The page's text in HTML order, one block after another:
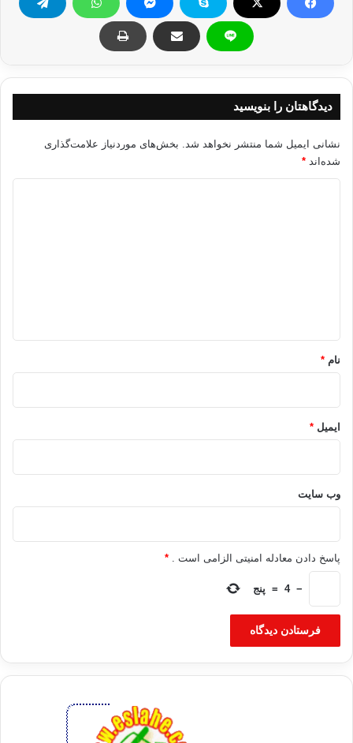
کپی آدرس
دیدگاهتان را بنویسید
نشانی ایمیل شما منتشر نخواهد شد. بخش‌های موردنیاز علامت‌گذاری
شده‌اند *
نام *
ایمیل *
وب‌ سایت
پاسخ دادن معادله امنیتی الزامی است . *
−
4
= پنج